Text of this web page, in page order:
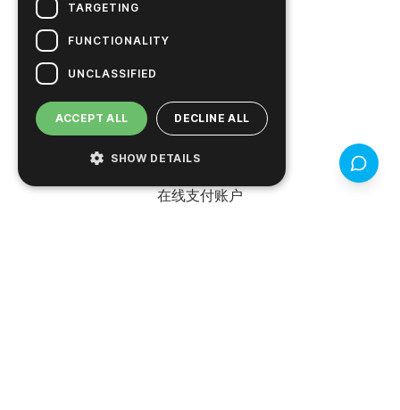
反馈（
学习中心
视频资料库
在线支付账户
TARGETING
FUNCTIONALITY
UNCLASSIFIED
ACCEPT ALL DECLINE ALL
SHOW DETAILS